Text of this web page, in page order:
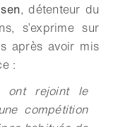
, détenteur du
s’exprime sur
après avoir mis
:
ont rejoint le
compétition